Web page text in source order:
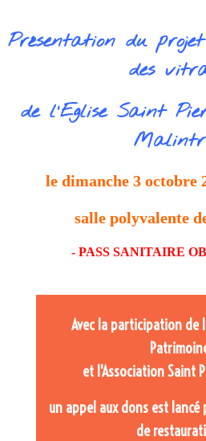
Présentation du
des
de l'Eglise Saint
le dimanche 3 octobre
salle polyvalente
- PASS SANITAIRE
Avec la participation de
et l'Association Saint
un appel aux dons est
de